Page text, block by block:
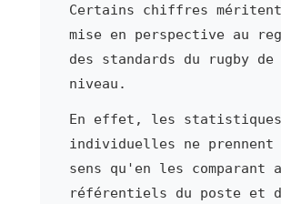
Certains chiffres
mise en perspective au
des standards du rugby de
niveau.
En effet, les statistiques
individuelles ne
sens qu'en les comparant
référentiels du poste et